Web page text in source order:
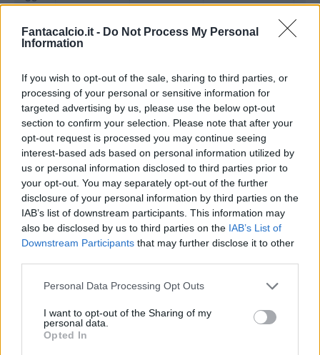
Fantacalcio.it - Do Not Process My Personal
Information
If you wish to opt-out of the sale, sharing to third parties, or
processing of your personal or sensitive information for
targeted advertising by us, please use the below opt-out
section to confirm your selection. Please note that after your
opt-out request is processed you may continue seeing
interest-based ads based on personal information utilized by
us or personal information disclosed to third parties prior to
your opt-out. You may separately opt-out of the further
disclosure of your personal information by third parties on the
IAB’s list of downstream participants. This information may
also be disclosed by us to third parties on the IAB’s List of
Downstream Participants that may further disclose it to other
Personal Data Processing Opt Outs
I want to opt-out of the Sharing of my
personal data.
Opted In
Classic Mantra
Riepilogo stagione
Titolare 33 - 86%
Entrato 2 - 5%
Infortunato 0 - 0
Inutilizzato 3 - 7%